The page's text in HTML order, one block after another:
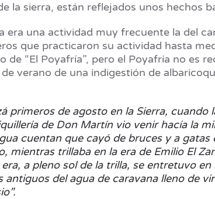
la sierra, están reflejados unos hechos
era una actividad muy frecuente la del
que practicaron su actividad hasta
“El Poyafría”, pero el Poyafría no es
verano de una indigestión de
primeros de agosto en la Sierra, cuando
de Don Martín vio venir hacía la
cuentan que cayó de bruces y a
mientras trillaba en la era de Emilio El
a pleno sol de la trilla, se entretuvo
del agua de caravana lleno de